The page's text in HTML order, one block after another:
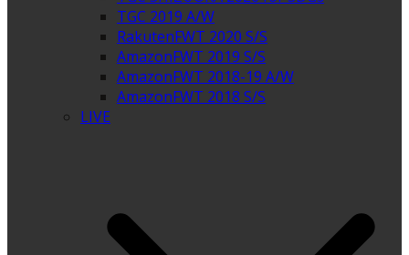
TGC 2019 A/W
RakutenFWT 2020 S/S
AmazonFWT 2019 S/S
AmazonFWT 2018-19 A/W
AmazonFWT 2018 S/S
LIVE